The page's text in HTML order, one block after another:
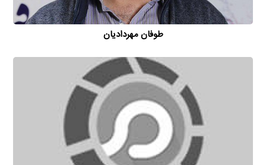
طوفان مهردادیان